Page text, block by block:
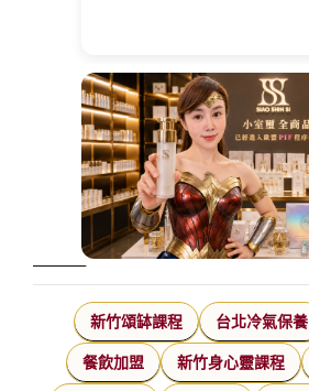
新竹頌缽課程 台北冷氣保養
餐飲加盟 新竹身心靈課程